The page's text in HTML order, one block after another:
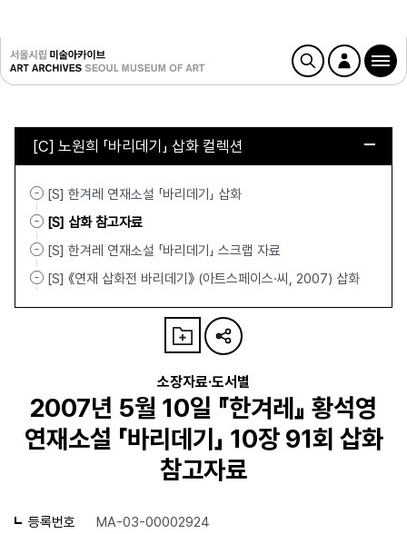
[C] 노원희 「바리데기」 삽화 컬렉션
[S] 한겨레 연재소설 「바리데기」 삽화
[S] 삽화 참고자료
[S] 한겨레 연재소설 「바리데기」 스크랩 자료
[S] 《연재 삽화전 바리데기》 (아트스페이스·씨, 2007) 삽화
소장자료·도서별
2007년 5월 10일 『한겨레』 황석영
연재소설 「바리데기」 10장 91회 삽화
참고자료
등록번호 MA-03-00002924